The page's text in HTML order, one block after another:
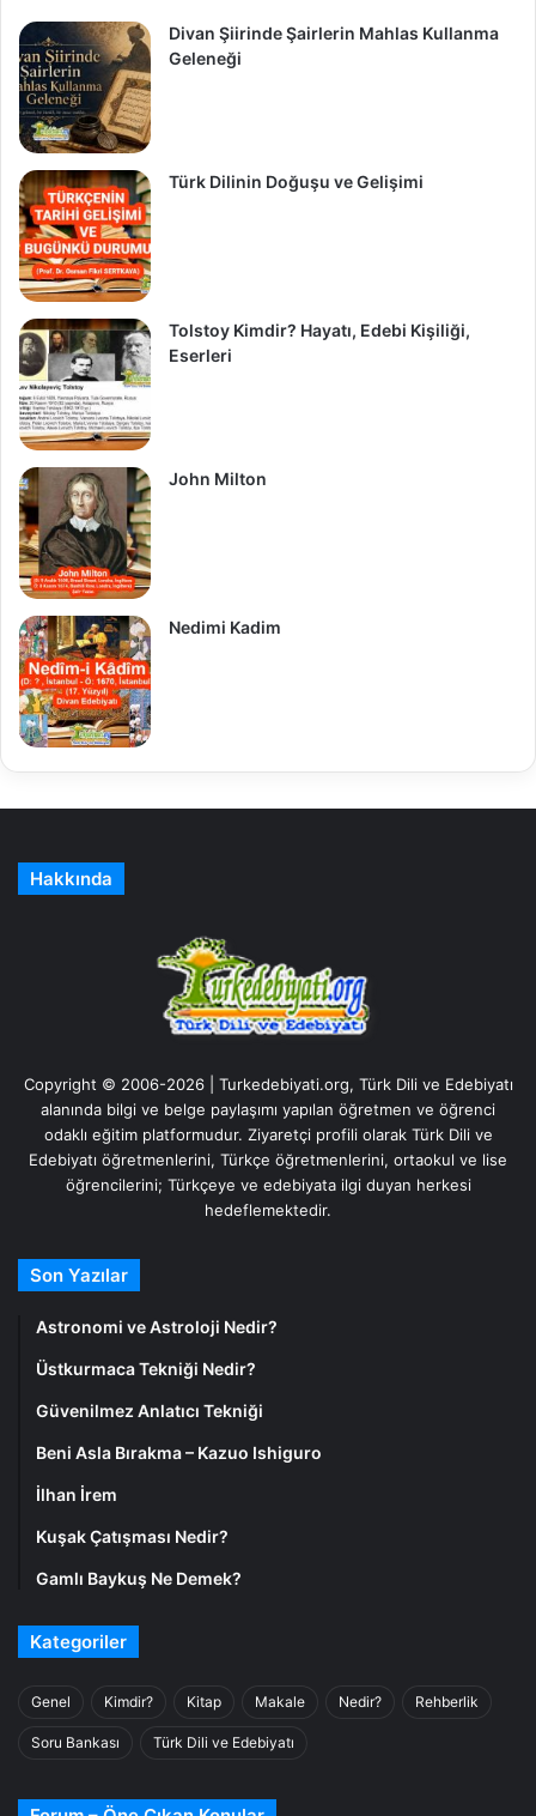
Divan Şiirinde Şairlerin Mahlas Kullanma
Geleneği
Türk Dilinin Doğuşu ve Gelişimi
Tolstoy Kimdir? Hayatı, Edebi Kişiliği,
Eserleri
John Milton
Nedimi Kadim
Hakkında
Copyright © 2006-2026 | Turkedebiyati.org, Türk Dili ve Edebiyatı
alanında bilgi ve belge paylaşımı yapılan öğretmen ve öğrenci
odaklı eğitim platformudur. Ziyaretçi profili olarak Türk Dili ve
Edebiyatı öğretmenlerini, Türkçe öğretmenlerini, ortaokul ve lise
öğrencilerini; Türkçeye ve edebiyata ilgi duyan herkesi
hedeflemektedir.
Son Yazılar
Astronomi ve Astroloji Nedir?
Üstkurmaca Tekniği Nedir?
Güvenilmez Anlatıcı Tekniği
Beni Asla Bırakma – Kazuo Ishiguro
İlhan İrem
Kuşak Çatışması Nedir?
Gamlı Baykuş Ne Demek?
Kategoriler
Genel Kimdir? Kitap Makale Nedir? Rehberlik
Soru Bankası Türk Dili ve Edebiyatı